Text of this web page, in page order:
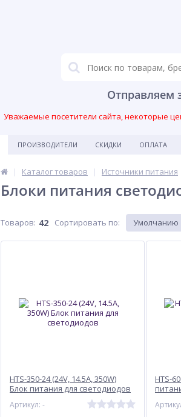
Отправляем
Уважаемые посетители сайта, некоторые
ПРОИЗВОДИТЕЛИ СКИДКИ ОПЛАТА
Каталог товаров Источники питания
Блоки питания
Товаров: 42 Сортировать по: Умолчанию
HTS-350-24 (24V, 14.5A, 350W)
Блок питания для светодиодов
Артикул: -
HTS-